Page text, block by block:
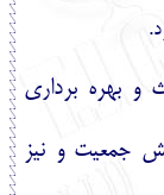
و بهره برداري
جمعيت و نيز